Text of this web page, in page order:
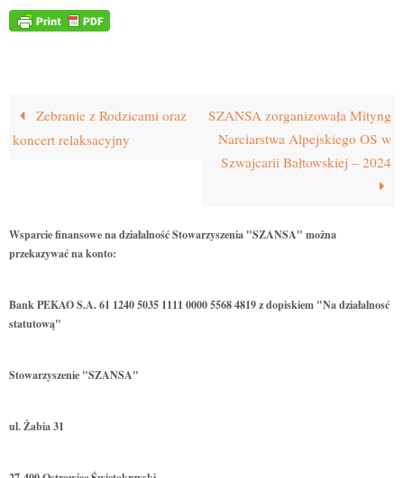
Zebranie z Rodzicami oraz
koncert relaksacyjny
SZANSA zorganizowała Mityng
Narciarstwa Alpejskiego OS w
Szwajcarii Bałtowskiej – 2024
Wsparcie finansowe na działalność Stowarzyszenia "SZANSA" można
przekazywać na konto:
Bank PEKAO S.A. 61 1240 5035 1111 0000 5568 4819 z dopiskiem "Na działalnosć
statutową"
Stowarzyszenie "SZANSA"
ul. Żabia 31